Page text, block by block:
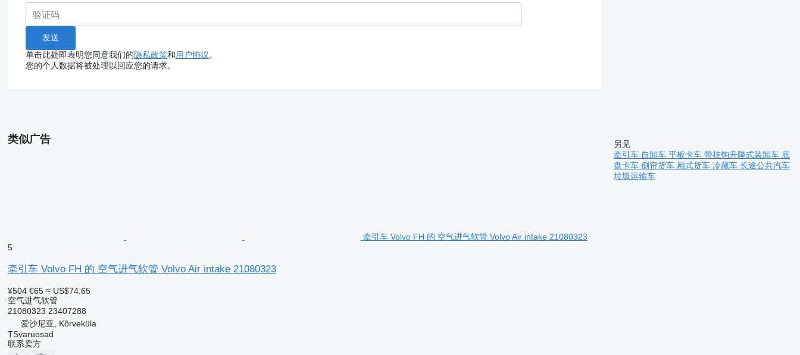
单击此处即表明您同意我们的隐私政策和用户协议。
您的个人数据将被处理以回应您的请求。
类似广告
牵引车 Volvo FH 的 空气进气软管 Volvo Air intake 21080323
5
牵引车 Volvo FH 的 空气进气软管 Volvo Air intake 21080323
¥504 €65 ≈ US$74.65
空气进气软管
21080323 23407288
爱沙尼亚, Kõrveküla
TSvaruosad
联系卖方
另见
牵引车 自卸车平板卡车带挂钩升降式装卸车 底
盘卡车侧帘货车 厢式货车冷藏车长途公共汽车
垃圾运输车